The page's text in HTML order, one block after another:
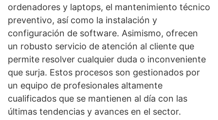
ordenadores y laptops, el mantenimiento técnico
preventivo, así como la instalación y
configuración de software. Asimismo, ofrecen
un robusto servicio de atención al cliente que
permite resolver cualquier duda o inconveniente
que surja. Estos procesos son gestionados por
un equipo de profesionales altamente
cualificados que se mantienen al día con las
últimas tendencias y avances en el sector.